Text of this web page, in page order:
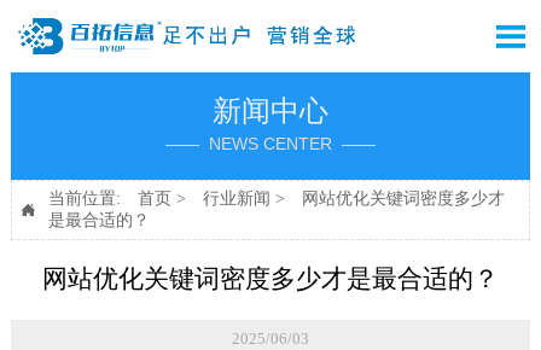

新闻中心
—— NEWS CENTER ——

当前位置: 首页 > 行业新闻 >
网站优化关键词密度多少才
是最合适的？
网站优化关键词密度多少才是最合适的？
2025/06/03